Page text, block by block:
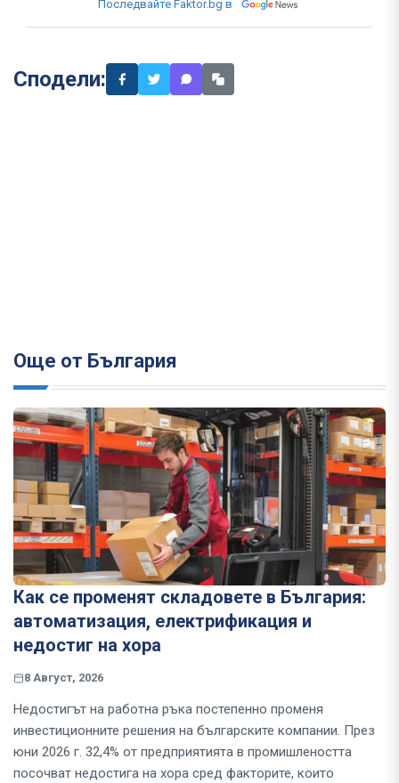
Последвайте Faktor.bg в
Сподели:
Още от България
Как се променят складовете в България:
автоматизация, електрификация и
недостиг на хора
8 Август, 2026
Недостигът на работна ръка постепенно променя
инвестиционните решения на българските компании. През
юни 2026 г. 32,4% от предприятията в промишлеността
посочват недостига на хора сред факторите, които